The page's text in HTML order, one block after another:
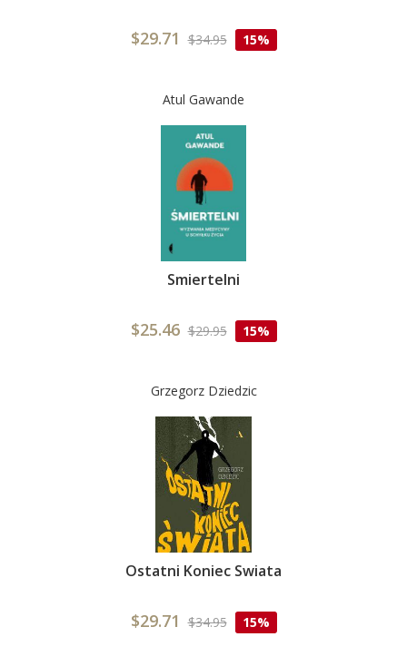
$29.71 $34.95 15%
Atul Gawande
Smiertelni
$25.46 $29.95 15%
Grzegorz Dziedzic
Ostatni Koniec Swiata
$29.71 $34.95 15%